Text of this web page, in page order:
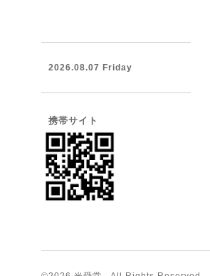
2026.08.07 Friday
携帯サイト